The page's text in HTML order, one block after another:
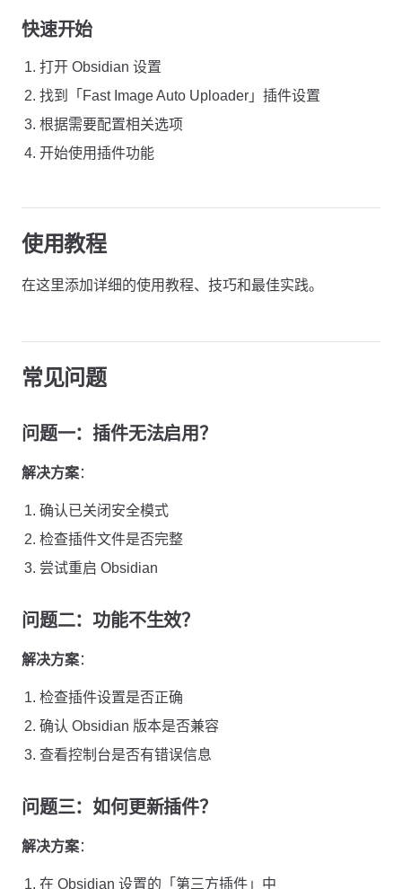
快速开始
打开 Obsidian 设置
找到「Fast Image Auto Uploader」插件设置
根据需要配置相关选项
开始使用插件功能
使用教程
在这里添加详细的使用教程、技巧和最佳实践。
常见问题
问题一：插件无法启用？
解决方案：
确认已关闭安全模式
检查插件文件是否完整
尝试重启 Obsidian
问题二：功能不生效？
解决方案：
检查插件设置是否正确
确认 Obsidian 版本是否兼容
查看控制台是否有错误信息
问题三：如何更新插件？
解决方案：
在 Obsidian 设置的「第三方插件」中